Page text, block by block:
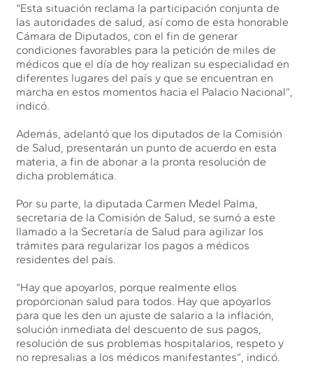
“Esta situación reclama la participación conjunta de
las autoridades de salud, así como de esta honorable
Cámara de Diputados, con el fin de generar
condiciones favorables para la petición de miles de
médicos que el día de hoy realizan su especialidad en
diferentes lugares del país y que se encuentran en
marcha en estos momentos hacia el Palacio Nacional”,
indicó.
Además, adelantó que los diputados de la Comisión
de Salud, presentarán un punto de acuerdo en esta
materia, a fin de abonar a la pronta resolución de
dicha problemática.
Por su parte, la diputada Carmen Medel Palma,
secretaria de la Comisión de Salud, se sumó a este
llamado a la Secretaría de Salud para agilizar los
trámites para regularizar los pagos a médicos
residentes del país.
“Hay que apoyarlos, porque realmente ellos
proporcionan salud para todos. Hay que apoyarlos
para que les den un ajuste de salario a la inflación,
solución inmediata del descuento de sus pagos,
resolución de sus problemas hospitalarios, respeto y
no represalias a los médicos manifestantes”, indicó.